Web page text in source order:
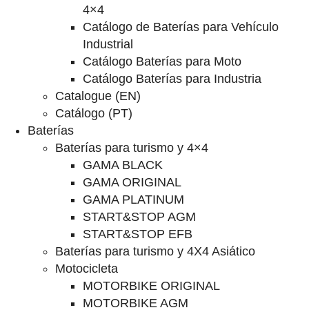
4×4
Catálogo de Baterías para Vehículo
Industrial
Catálogo Baterías para Moto
Catálogo Baterías para Industria
Catalogue (EN)
Catálogo (PT)
Baterías
Baterías para turismo y 4×4
GAMA BLACK
GAMA ORIGINAL
GAMA PLATINUM
START&STOP AGM
START&STOP EFB
Baterías para turismo y 4X4 Asiático
Motocicleta
MOTORBIKE ORIGINAL
MOTORBIKE AGM